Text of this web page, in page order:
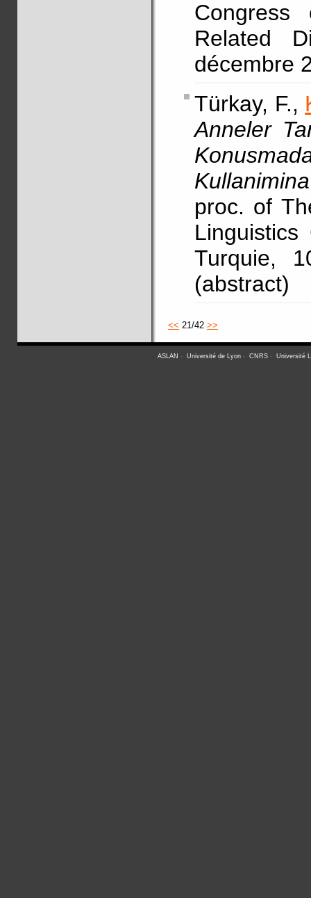
Congress
Related
décembre
Türkay, F.,
Anneler
proc. of
Linguistics
Turquie,
(abstract)
<< 21/42 >>
ASLAN - Université de Lyon- CNRS- Université